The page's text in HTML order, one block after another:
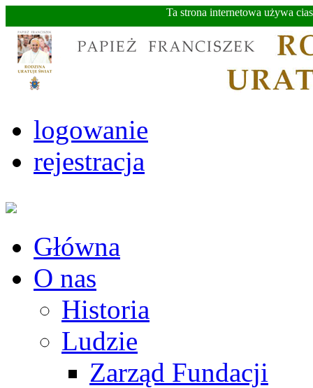
Ta strona internetowa używa
logowanie
rejestracja
Główna
O nas
Historia
Ludzie
Zarząd Fundacji